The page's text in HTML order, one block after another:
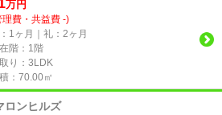
万円
理費・共益費 -)
1ヶ月｜礼：2ヶ月
階：1階
り：3LDK
：70.00㎡
ロンヒルズ